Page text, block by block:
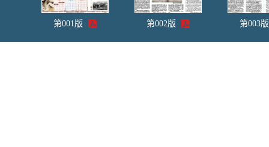
第001版 第002版 第003版